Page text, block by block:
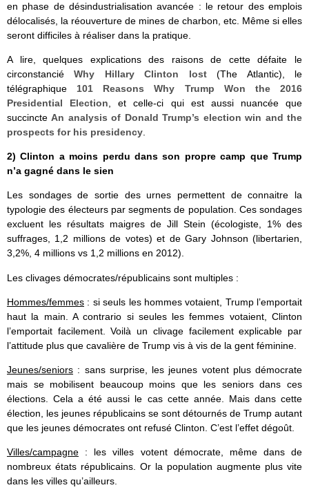
en phase de désindustrialisation avancée : le retour des emplois
délocalisés, la réouverture de mines de charbon, etc. Même si elles
seront difficiles à réaliser dans la pratique.
A lire, quelques explications des raisons de cette défaite le
circonstanciéWhy Hillary Clinton lost(The Atlantic), le
télégraphique 101 Reasons Why Trump Won the 2016
Presidential Election, et celle-ci qui est aussi nuancée que
succincteAn analysis of Donald Trump’s election win and the
prospects for his presidency.
2) Clinton a moins perdu dans son propre camp que Trump
n’a gagné dans le sien
Les sondages de sortie des urnes permettent de connaitre la
typologie des électeurs par segments de population. Ces sondages
excluent les résultats maigres de Jill Stein (écologiste, 1% des
suffrages, 1,2 millions de votes) et de Gary Johnson (libertarien,
3,2%, 4 millions vs 1,2 millions en 2012).
Les clivages démocrates/républicains sont multiples :
Hommes/femmes : si seuls les hommes votaient, Trump l’emportait
haut la main. A contrario si seules les femmes votaient, Clinton
l’emportait facilement. Voilà un clivage facilement explicable par
l’attitude plus que cavalière de Trump vis à vis de la gent féminine.
Jeunes/seniors : sans surprise, les jeunes votent plus démocrate
mais se mobilisent beaucoup moins que les seniors dans ces
élections. Cela a été aussi le cas cette année. Mais dans cette
élection, les jeunes républicains se sont détournés de Trump autant
que les jeunes démocrates ont refusé Clinton. C’est l’effet dégoût.
Villes/campagne : les villes votent démocrate, même dans de
nombreux états républicains. Or la population augmente plus vite
dans les villes qu’ailleurs.